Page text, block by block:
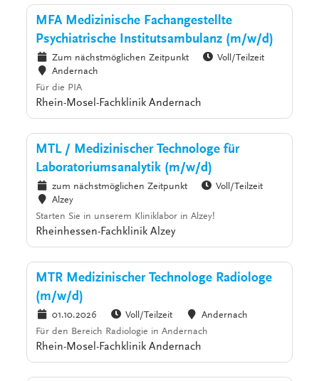
MFA Medizinische Fachangestellte
Psychiatrische Institutsambulanz (m/w/d)
Zum nächstmöglichen Zeitpunkt
Voll/Teilzeit
Andernach
Für die PIA
Rhein-Mosel-Fachklinik Andernach
MTL / Medizinischer Technologe für
Laboratoriumsanalytik (m/w/d)
zum nächstmöglichen Zeitpunkt
Voll/Teilzeit
Alzey
Starten Sie in unserem Kliniklabor in Alzey!
Rheinhessen-Fachklinik Alzey
MTR Medizinischer Technologe Radiologe
(m/w/d)
01.10.2026 Voll/Teilzeit
Andernach
Für den Bereich Radiologie in Andernach
Rhein-Mosel-Fachklinik Andernach